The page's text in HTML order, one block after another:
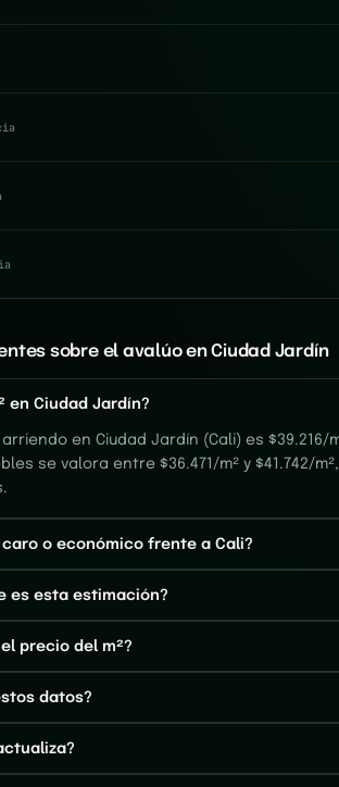
sobre el avalúo en Ciudad Jardín
en Ciudad Jardín?
en Ciudad Jardín (Cali) es $39.216/
se valora entre $36.471/m² y $41.742/
o económico frente a Cali?
es esta estimación?
precio del m²?
datos?